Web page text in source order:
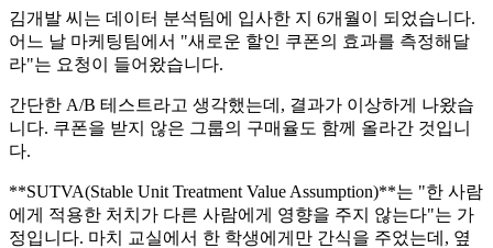
김개발 씨는 데이터 분석팀에 입사한 지 6개월이 되었습니다.
어느 날 마케팅팀에서 "새로운 할인 쿠폰의 효과를 측정해달
라"는 요청이 들어왔습니다.
간단한 A/B 테스트라고 생각했는데, 결과가 이상하게 나왔습
니다. 쿠폰을 받지 않은 그룹의 구매율도 함께 올라간 것입니
다.
**SUTVA(Stable Unit Treatment Value Assumption)**는 "한 사람
에게 적용한 처치가 다른 사람에게 영향을 주지 않는다"는 가
정입니다. 마치 교실에서 한 학생에게만 간식을 주었는데, 옆